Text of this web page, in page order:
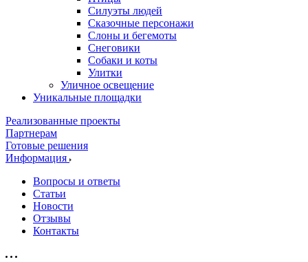
Силуэты людей
Сказочные персонажи
Слоны и бегемоты
Снеговики
Собаки и коты
Улитки
Уличное освещение
Уникальные площадки
Реализованные проекты
Партнерам
Готовые решения
Информация
Вопросы и ответы
Статьи
Новости
Отзывы
Контакты